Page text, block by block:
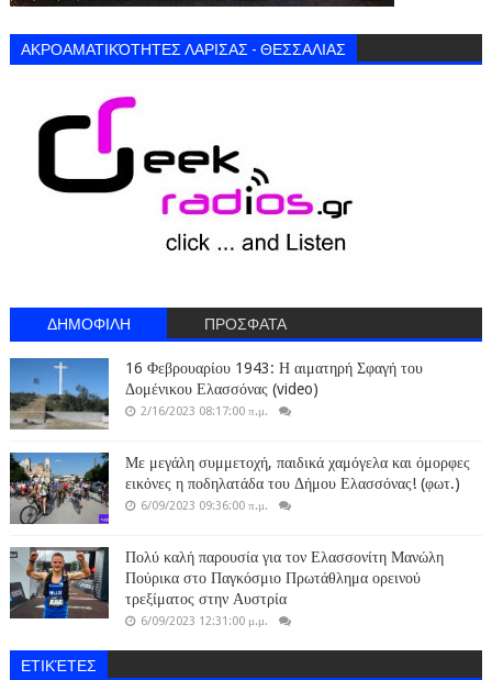
ΑΚΡΟΑΜΑΤΙΚΌΤΗΤΕΣ ΛΑΡΙΣΑΣ - ΘΕΣΣΑΛΙΑΣ
ΔΗΜΟΦΙΛΗ ΠΡΟΣΦΑΤΑ
16 Φεβρουαρίου 1943: Η αιματηρή Σφαγή του
Δομένικου Ελασσόνας (video)
2/16/2023 08:17:00 π.μ.
Με μεγάλη συμμετοχή, παιδικά χαμόγελα και όμορφες
εικόνες η ποδηλατάδα του Δήμου Ελασσόνας! (φωτ.)
6/09/2023 09:36:00 π.μ.
Πολύ καλή παρουσία για τον Ελασσονίτη Μανώλη
Πούρικα στο Παγκόσμιο Πρωτάθλημα ορεινού
τρεξίματος στην Αυστρία
6/09/2023 12:31:00 μ.μ.
ΕΤΙΚΈΤΕΣ